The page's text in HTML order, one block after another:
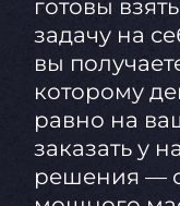
готовы
задачу на
вы
которому
равно на
заказать у
решения —